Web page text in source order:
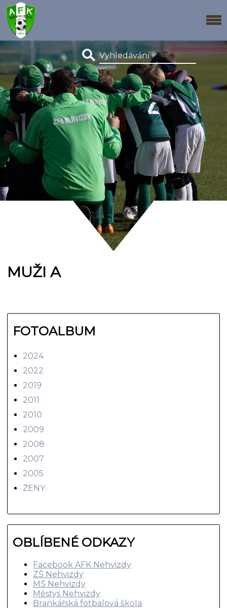
MUŽI A
FOTOALBUM
2024
2022
2019
2011
2010
2009
2008
2007
2005
ŽENY
OBLÍBENÉ ODKAZY
Facebook AFK Nehvizdy
ZŠ Nehvizdy
MŠ Nehvizdy
Městys Nehvizdy
Brankářská fotbalová škola